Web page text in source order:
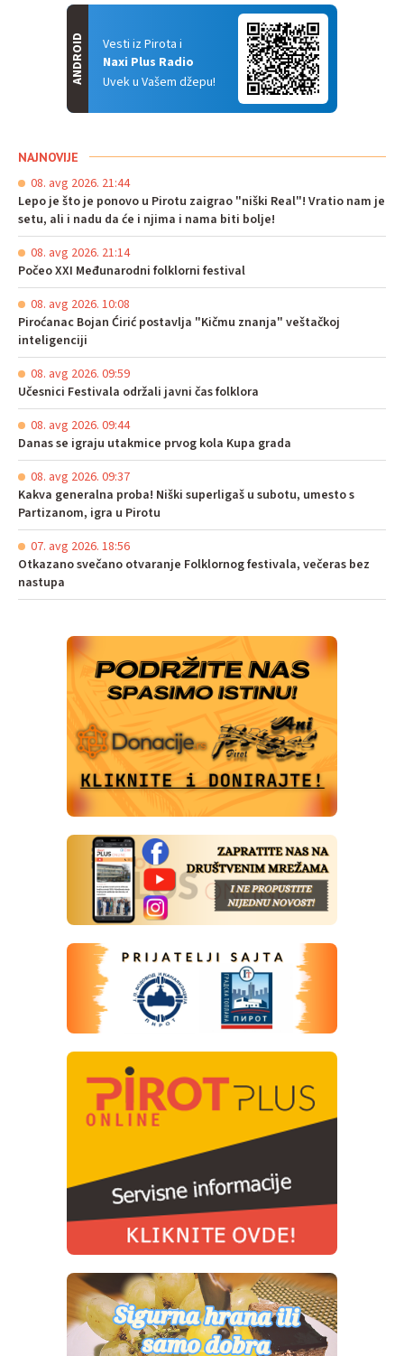
Vesti iz Pirota i
Naxi Plus Radio
Uvek u Vašem džepu!
ANDROID
NAJNOVIJE
08. avg 2026. 21:44
Lepo je što je ponovo u Pirotu zaigrao "niški Real"! Vratio nam je
setu, ali i nadu da će i njima i nama biti bolje!
08. avg 2026. 21:14
Počeo XXI Međunarodni folklorni festival
08. avg 2026. 10:08
Piroćanac Bojan Ćirić postavlja "Kičmu znanja" veštačkoj
inteligenciji
08. avg 2026. 09:59
Učesnici Festivala održali javni čas folklora
08. avg 2026. 09:44
Danas se igraju utakmice prvog kola Kupa grada
08. avg 2026. 09:37
Kakva generalna proba! Niški superligaš u subotu, umesto s
Partizanom, igra u Pirotu
07. avg 2026. 18:56
Otkazano svečano otvaranje Folklornog festivala, večeras bez
nastupa